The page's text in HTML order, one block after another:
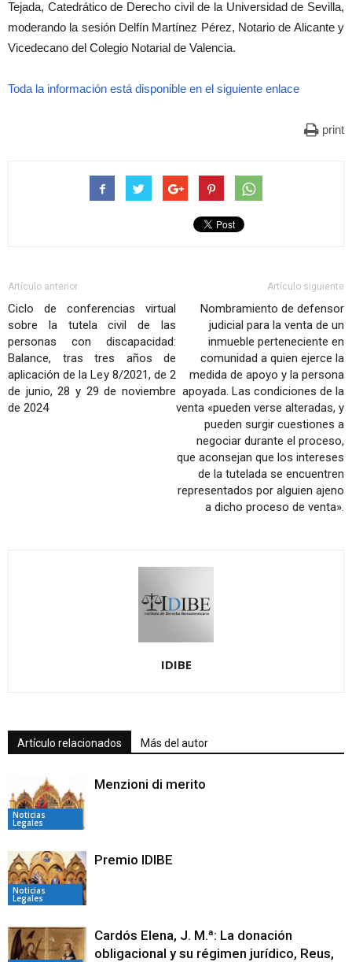
Tejada, Catedrático de Derecho civil de la Universidad de Sevilla,
moderando la sesión Delfín Martínez Pérez, Notario de Alicante y
Vicedecano del Colegio Notarial de Valencia.
Toda la información está disponible en el siguiente enlace
print
Artículo anterior
Ciclo de conferencias virtual
sobre la tutela civil de las
personas con discapacidad:
Balance, tras tres años de
aplicación de la Ley 8/2021, de 2
de junio, 28 y 29 de noviembre
de 2024
Artículo siguiente
Nombramiento de defensor
judicial para la venta de un
inmueble perteneciente en
comunidad a quien ejerce la
medida de apoyo y la persona
apoyada. Las condiciones de la
venta «pueden verse alteradas, y
pueden surgir cuestiones a
negociar durante el proceso,
que aconsejan que los intereses
de la tutelada se encuentren
representados por alguien ajeno
a dicho proceso de venta».
IDIBE
Artículo relacionados Más del autor
Noticias
Legales
Menzioni di merito
Noticias
Legales
Premio IDIBE
Cardós Elena, J. M.ª: La donación
obligacional y su régimen jurídico, Reus,